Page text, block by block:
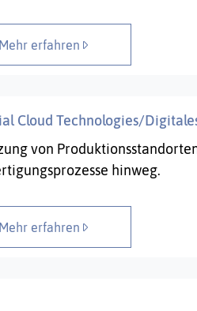
Mehr erfahren
Cloud Technologies/
von
hinweg.
Mehr erfahren